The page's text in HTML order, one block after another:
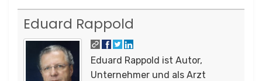
Eduard Rappold
Eduard Rappold ist Autor,
Unternehmer und als Arzt